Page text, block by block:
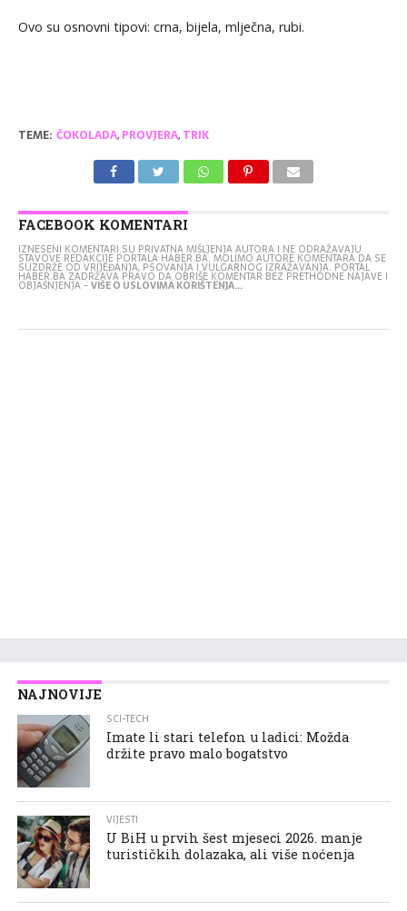
Ovo su osnovni tipovi: crna, bijela, mlječna, rubi.
TEME: ČOKOLADA, PROVJERA, TRIK
FACEBOOK KOMENTARI
IZNESENI KOMENTARI SU PRIVATNA MIŠLJENJA AUTORA I NE ODRAŽAVAJU
STAVOVE REDAKCIJE PORTALA HABER.BA. MOLIMO AUTORE KOMENTARA DA SE
SUZDRŽE OD VRIJEĐANJA, PSOVANJA I VULGARNOG IZRAŽAVANJA. PORTAL
HABER.BA ZADRŽAVA PRAVO DA OBRIŠE KOMENTAR BEZ PRETHODNE NAJAVE I
OBJAŠNJENJA -VIŠE O USLOVIMA KORIŠTENJA...
NAJNOVIJE
SCI-TECH
Imate li stari telefon u ladici: Možda
držite pravo malo bogatstvo
VIJESTI
U BiH u prvih šest mjeseci 2026. manje
turističkih dolazaka, ali više noćenja